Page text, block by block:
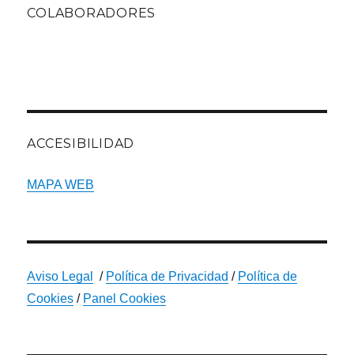
COLABORADORES
ACCESIBILIDAD
MAPA WEB
Aviso Legal / Política de Privacidad / Política de
Cookies / Panel Cookies